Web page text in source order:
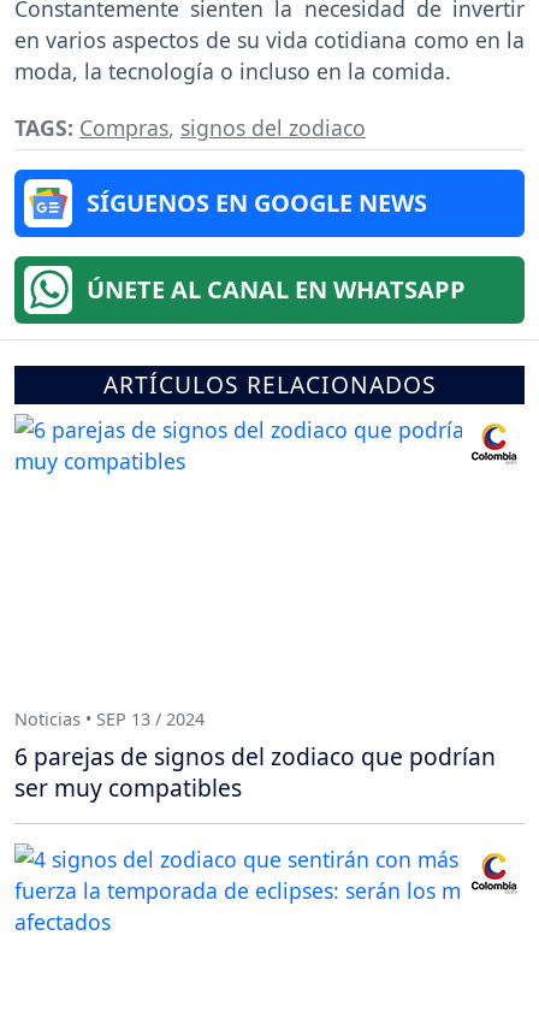
Constantemente sienten la necesidad de invertir
en varios aspectos de su vida cotidiana como en la
moda, la tecnología o incluso en la comida.
TAGS: Compras, signos del zodiaco
SÍGUENOS EN GOOGLE NEWS
ÚNETE AL CANAL EN WHATSAPP
ARTÍCULOS RELACIONADOS
Noticias • SEP 13 / 2024
6 parejas de signos del zodiaco que podrían
ser muy compatibles